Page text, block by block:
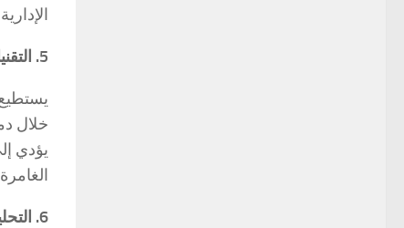
5. التقنيات الغامرة:
خلال
يؤدي
6. التحليلات التنبؤية: